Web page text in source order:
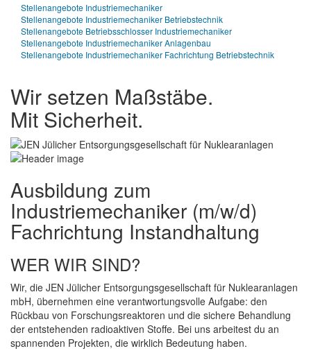
Stellenangebote Industriemechaniker
Stellenangebote Industriemechaniker Betriebstechnik
Stellenangebote Betriebsschlosser Industriemechaniker
Stellenangebote Industriemechaniker Anlagenbau
Stellenangebote Industriemechaniker Fachrichtung Betriebstechnik
Wir setzen Maßstäbe.
Mit Sicherheit.
Ausbildung zum
Industriemechaniker (m/w/d)
Fachrichtung Instandhaltung
WER WIR SIND?
Wir, die JEN Jülicher Entsorgungsgesellschaft für Nuklearanlagen
mbH, übernehmen eine verantwortungsvolle Aufgabe: den
Rückbau von Forschungsreaktoren und die sichere Behandlung
der entstehenden radioaktiven Stoffe. Bei uns arbeitest du an
spannenden Projekten, die wirklich Bedeutung haben.